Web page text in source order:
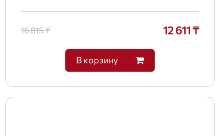
16 815 ₸ 12 611 ₸
В корзину